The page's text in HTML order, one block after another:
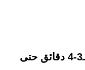
غطي المقلاة واتركيها على النار لـ3-4 دقائق حتى